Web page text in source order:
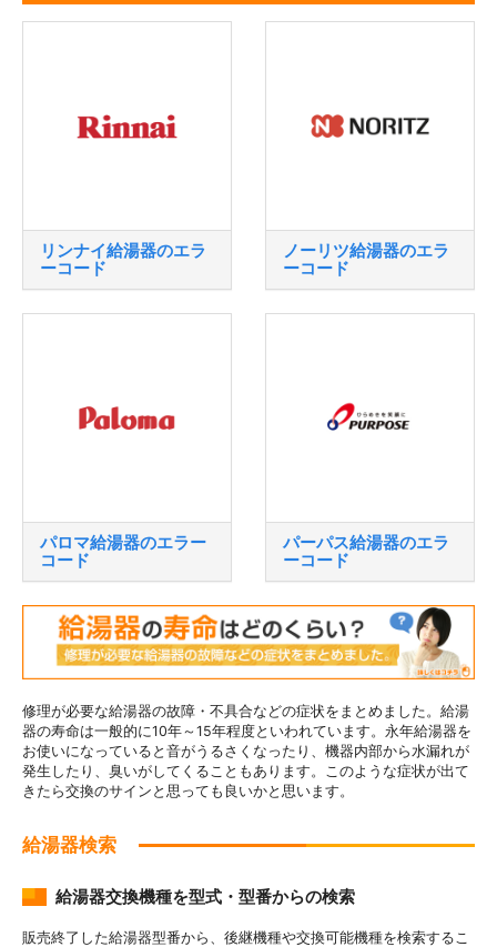
リンナイ給湯器のエラ
ーコード
ノーリツ給湯器のエラ
ーコード
パロマ給湯器のエラー
コード
パーパス給湯器のエラ
ーコード
修理が必要な給湯器の故障・不具合などの症状をまとめました。給湯
器の寿命は一般的に10年～15年程度といわれています。永年給湯器を
お使いになっていると音がうるさくなったり、機器内部から水漏れが
発生したり、臭いがしてくることもあります。このような症状が出て
きたら交換のサインと思っても良いかと思います。
給湯器検索
給湯器交換機種を型式・型番からの検索
販売終了した給湯器型番から、後継機種や交換可能機種を検索するこ